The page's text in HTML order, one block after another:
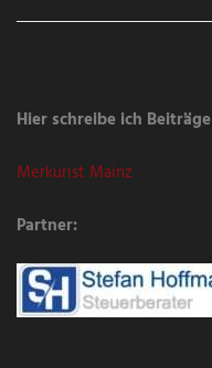
Hier schreibe ich Beiträge
Merkurist Mainz
Partner: